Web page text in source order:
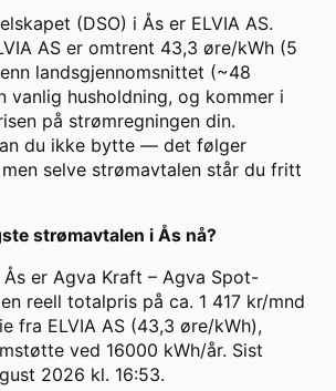
(DSO) i Ås er ELVIA AS.
AS er omtrent 43,3 øre/kWh (5
landsgjennomsnittet (~48
vanlig husholdning, og kommer i
på strømregningen din.
du ikke bytte — det følger
selve strømavtalen står du fritt
strømavtalen i Ås nå?
er Agva Kraft – Agva Spot-
reell totalpris på ca. 1 417 kr/mnd
fra ELVIA AS (43,3 øre/kWh),
ved 16000 kWh/år. Sist
2026 kl. 16:53.